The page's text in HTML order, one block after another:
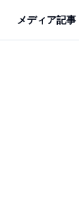
メディア記事